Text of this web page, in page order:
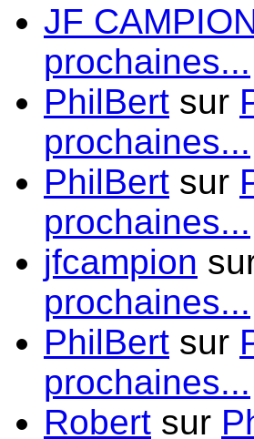
JF
prochaines...
PhilBert sur
prochaines...
PhilBert sur
prochaines...
jfcampion
prochaines...
PhilBert sur
prochaines...
Robert sur